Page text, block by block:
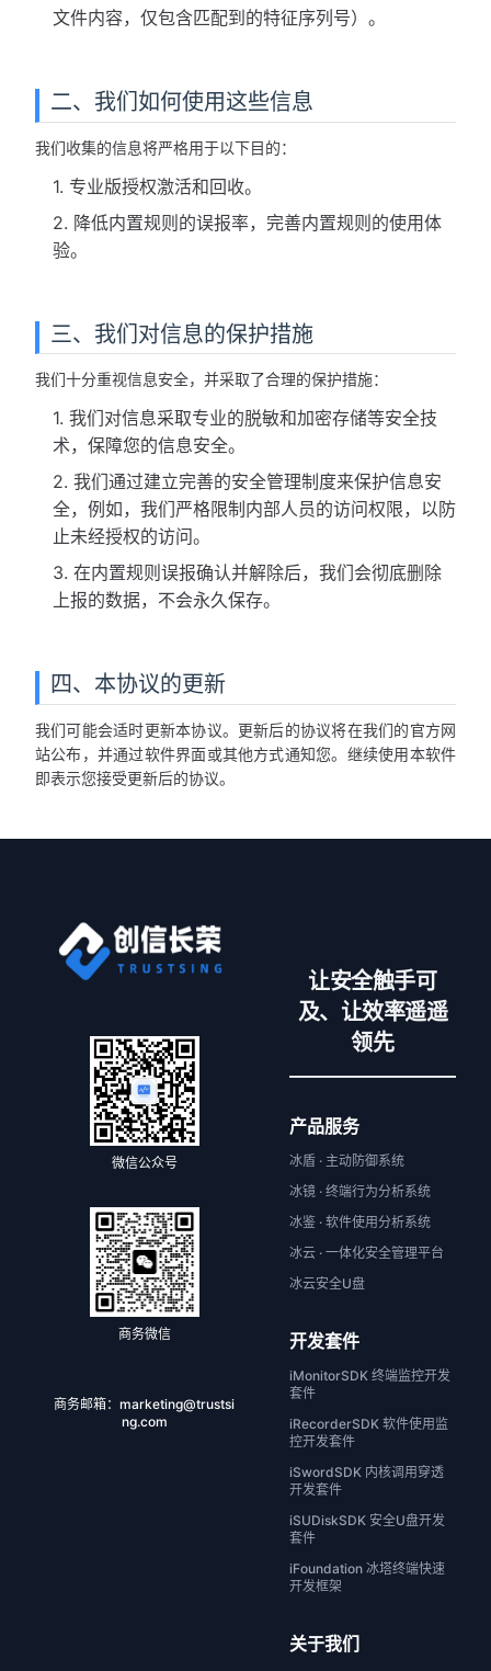
文件内容，仅包含匹配到的特征序列号）。
二、我们如何使用这些信息
我们收集的信息将严格用于以下目的：
1. 专业版授权激活和回收。
2. 降低内置规则的误报率，完善内置规则的使用体
验。
三、我们对信息的保护措施
我们十分重视信息安全，并采取了合理的保护措施：
1. 我们对信息采取专业的脱敏和加密存储等安全技
术，保障您的信息安全。
2. 我们通过建立完善的安全管理制度来保护信息安
全，例如，我们严格限制内部人员的访问权限，以防
止未经授权的访问。
3. 在内置规则误报确认并解除后，我们会彻底删除
上报的数据，不会永久保存。
四、本协议的更新
我们可能会适时更新本协议。更新后的协议将在我们的官方网
站公布，并通过软件界面或其他方式通知您。继续使用本软件
即表示您接受更新后的协议。
微信公众号
商务微信
商务邮箱：marketing@trustsi
ng.com
让安全触手可
及、让效率遥遥
领先
产品服务
冰盾 · 主动防御系统
冰镜 · 终端行为分析系统
冰鉴 · 软件使用分析系统
冰云 · 一体化安全管理平台
冰云安全U盘
开发套件
iMonitorSDK 终端监控开发
套件
iRecorderSDK 软件使用监
控开发套件
iSwordSDK 内核调用穿透
开发套件
iSUDiskSDK 安全U盘开发
套件
iFoundation 冰塔终端快速
开发框架
关于我们